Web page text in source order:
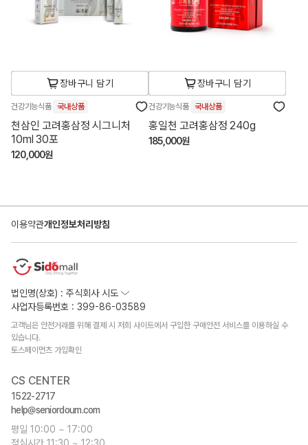
장바구니 담기
건강기능식품 국내상품
천삼인 고려홍삼정 시그니처
10ml 30포
120,000원
장바구니 담기
건강기능식품 국내상품
홍일천 고려홍삼정 240g
185,000원
이용약관개인정보처리방침
법인명(상호) : 주식회사 시도
사업자등록번호 : 399-86-03589
고객님은 안전거래를 위해 결제 시 저희 사이트에서 구입한 구매안전 서비스를 이용하실 수
있습니다.
토스페이먼츠 가입확인
CS CENTER
1522-2717
help@seniordoum.com
평일 10:00 ~ 17:00